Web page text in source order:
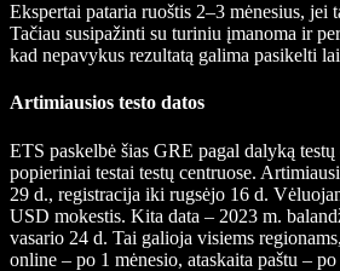
Ekspertai pataria ruoštis 2–3 mėnesius, jei
Tačiau susipažinti su turiniu įmanoma ir
kad nepavykus rezultatą galima pasikelti
Artimiausios testo datos
ETS paskelbė šias GRE pagal dalyką testų
popieriniai testai testų centruose.
29 d., registracija iki rugsėjo 16 d.
USD mokestis. Kita data – 2023 m.
vasario 24 d. Tai galioja visiems
online – po 1 mėnesio, ataskaita paštu – po